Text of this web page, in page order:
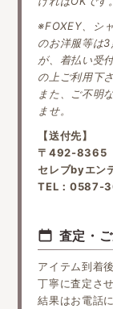
※FOXEY、シ
のお洋服等は
が、着払い受
の上ご利用下
また、ご不明
ませ。
【送付先】
〒492-8365
セレブbyエン
TEL：0587-
査定・
アイテム到着
丁寧に査定さ
結果はお電話